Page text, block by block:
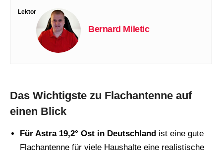
Lektor
Bernard Miletic
Das Wichtigste zu Flachantenne auf
einen Blick
Für Astra 19,2° Ost in Deutschland ist eine gute
Flachantenne für viele Haushalte eine realistische